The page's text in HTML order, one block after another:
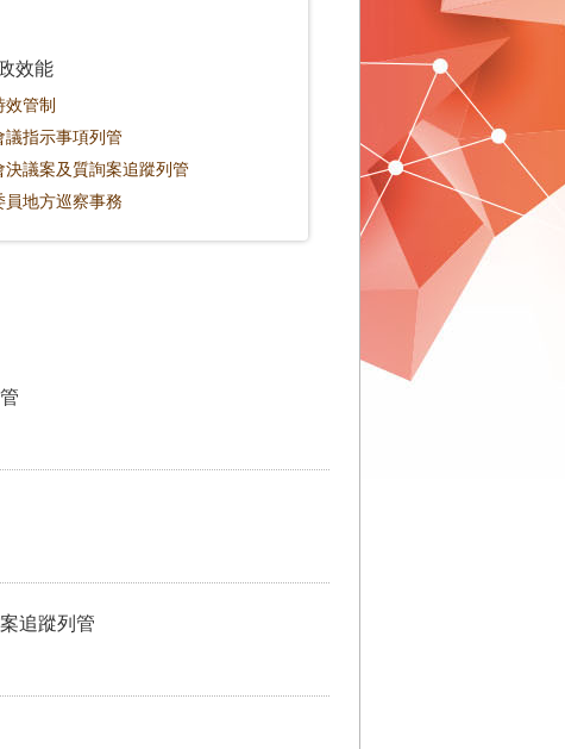
效能
管制
指示事項列管
議案及質詢案追蹤列管
地方巡察事務
追蹤列管